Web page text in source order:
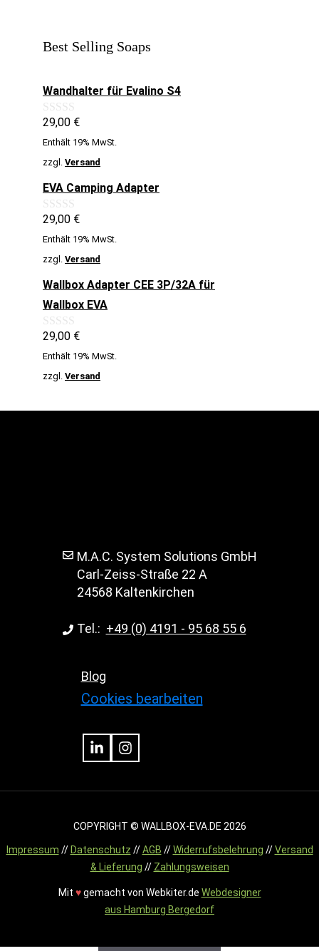
Best Selling Soaps
Wandhalter für Evalino S4
0
o
n
5
29,00 €
Enthält 19% MwSt.
zzgl. Versand
EVA Camping Adapter
0
o
n
5
29,00 €
Enthält 19% MwSt.
zzgl. Versand
Wallbox Adapter CEE 3P/32A für
Wallbox EVA
0
o
n
5
29,00 €
Enthält 19% MwSt.
zzgl. Versand
M.A.C. System Solutions GmbH
Carl-Zeiss-Straße 22 A
24568 Kaltenkirchen
Tel.: +49 (0) 4191 - 95 68 55 6
Blog
Cookies bearbeiten
COPYRIGHT © WALLBOX-EVA.DE 2026
Impressum // Datenschutz //AGB //Widerrufsbelehrung //Versand
& Lieferung // Zahlungsweisen
Mit ♥︎gemacht von Webkiter.de Webdesigner
aus Hamburg Bergedorf